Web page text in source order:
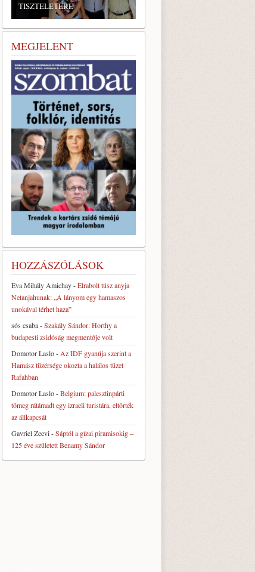
TISZTELETÉRE
MEGJELENT
HOZZÁSZÓLÁSOK
Eva Mihály Amichay-Elrabolt túsz anyja
Netanjahunak: „A lányom egy hamaszos
unokával térhet haza”
sós csaba-Szakály Sándor: Horthy a
budapesti zsidóság megmentője volt
Domotor Laslo- Az IDF gyanúja szerint a
Hamász tüzérsége okozta a halálos tüzet
Rafahban
Domotor Laslo-Belgium: palesztinpárti
tömeg rátámadt egy izraeli turistára, eltörték
az állkapcsát
Gavriel Zeevi-Sáptól a gízai piramisokig –
125 éve született Benamy Sándor